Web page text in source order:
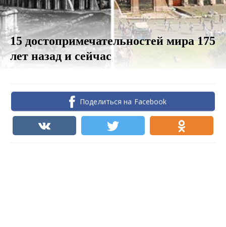
15 достопримечательностей мира 175
лет назад и сейчас
Поделиться на Facebook